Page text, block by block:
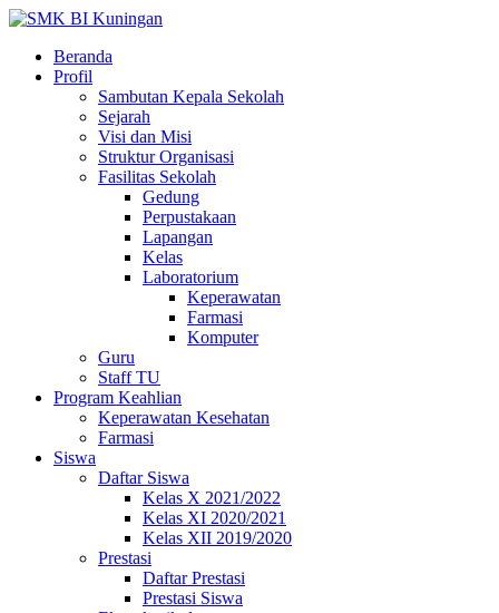
Beranda
Profil
Sambutan Kepala Sekolah
Sejarah
Visi dan Misi
Struktur Organisasi
Fasilitas Sekolah
Gedung
Perpustakaan
Lapangan
Kelas
Laboratorium
Keperawatan
Farmasi
Komputer
Guru
Staff TU
Program Keahlian
Keperawatan Kesehatan
Farmasi
Siswa
Daftar Siswa
Kelas X 2021/2022
Kelas XI 2020/2021
Kelas XII 2019/2020
Prestasi
Daftar Prestasi
Prestasi Siswa